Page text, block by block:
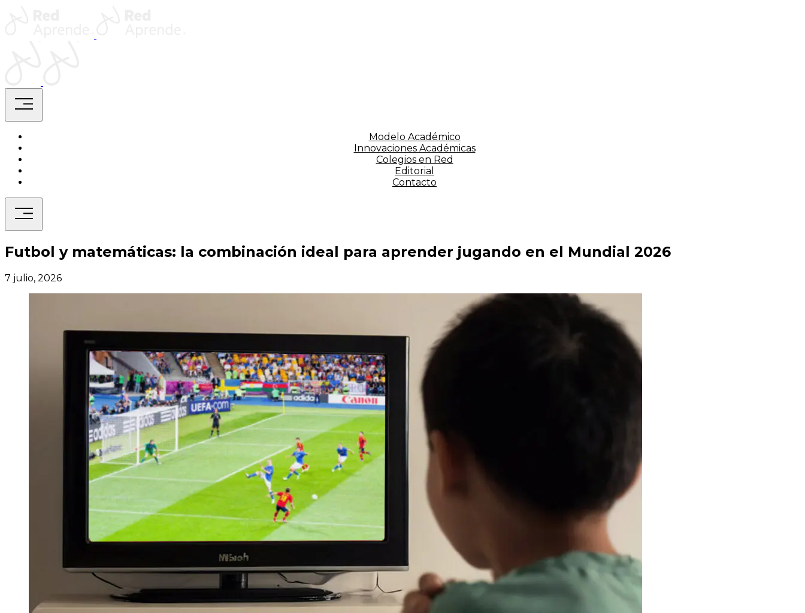
Modelo Académico
Innovaciones Académicas
Colegios en Red
Editorial
Contacto
Futbol y matemáticas: la combinación ideal para aprender jugando en el Mundial 2026
7 julio, 2026